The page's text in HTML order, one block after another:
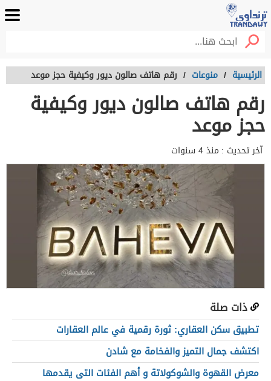
الرئيسية / منوعات / رقم هاتف صالون ديور وكيفية حجز موعد
رقم هاتف صالون ديور وكيفية
حجز موعد
آخر تحديث : منذ 4 سنوات
ذات صلة
تطبيق سكن العقاري: ثورة رقمية في عالم العقارات
اكتشف جمال التميز والفخامة مع شادن​
معرض القهوة والشوكولاتة و أهم الفئات التى يقدمها